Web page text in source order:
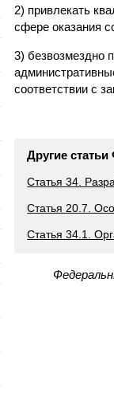
2) привлекать
сфере оказания
3) безвозмездно
соответствии с
Другие
Статья 34.
Статья 20.7.
Статья 34.1.